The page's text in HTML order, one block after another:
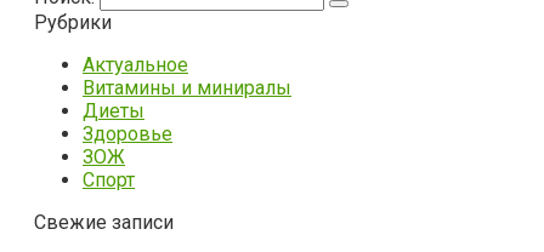
Рубрики
Актуальное
Витамины и миниралы
Диеты
Здоровье
ЗОЖ
Спорт
Свежие записи